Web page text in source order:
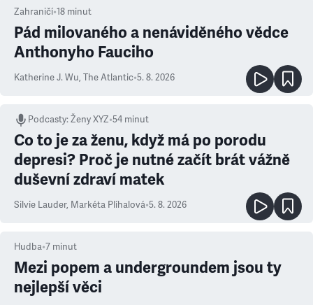
Zahraničí•18 minut
Pád milovaného a nenáviděného vědce
Anthonyho Fauciho
Katherine J. Wu, The Atlantic•5. 8. 2026
Podcasty:Ženy XYZ•54 minut
Co to je za ženu, když má po porodu
depresi? Proč je nutné začít brát vážně
duševní zdraví matek
Silvie Lauder, Markéta Plíhalová•5. 8. 2026
Hudba•7 minut
Mezi popem a undergroundem jsou ty
nejlepší věci